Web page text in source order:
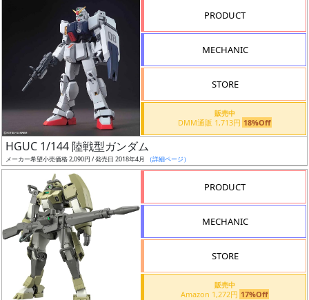
ー
ル
色
PRODUCT
MECHANIC
STORE
販売中
DMM通販 1,713円 18%Off
HGUC 1/144 陸戦型ガンダム
メーカー希望小売価格 2,090円 / 発売日 2018年4月 （詳細ページ）
PRODUCT
MECHANIC
STORE
販売中
Amazon 1,272円 17%Off